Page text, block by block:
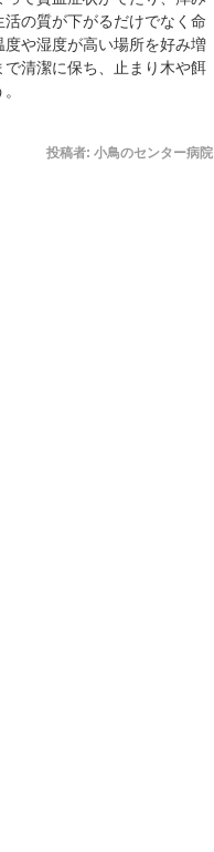
の質が下がるだけでなく命
や湿度が高い場所を好み増
清潔に保ち、止まり木や餌
投稿者: 小鳥のセンター病院